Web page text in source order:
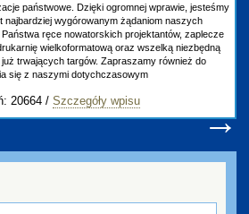
państwowe. Dzięki ogromnej wprawie, jesteśmy
najbardziej wygórowanym żądaniom naszych
ręce nowatorskich projektantów, zaplecze
wielkoformatową oraz wszelką niezbędną
trwających targów. Zapraszamy również do
się z naszymi dotychczasowym
20664 / Szczegóły wpisu
→